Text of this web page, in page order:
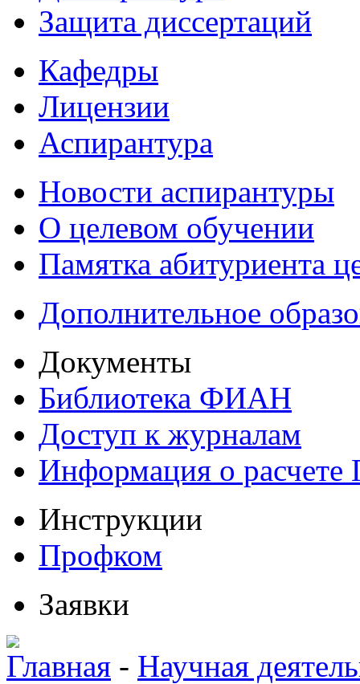
Защита диссертаций
Кафедры
Лицензии
Аспирантура
Новости аспирантуры
О целевом обучении
Памятка абитуриента
Дополнительное
Документы
Библиотека ФИАН
Доступ к журналам
Информация о
Инструкции
Профком
Заявки
Главная - Научная